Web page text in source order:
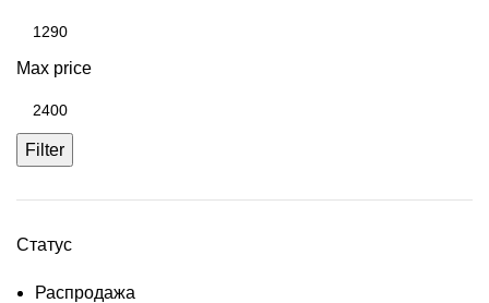
Max price
Filter
Статус
Распродажа